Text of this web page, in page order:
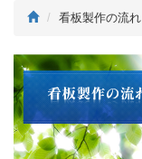
看板製作の流れ